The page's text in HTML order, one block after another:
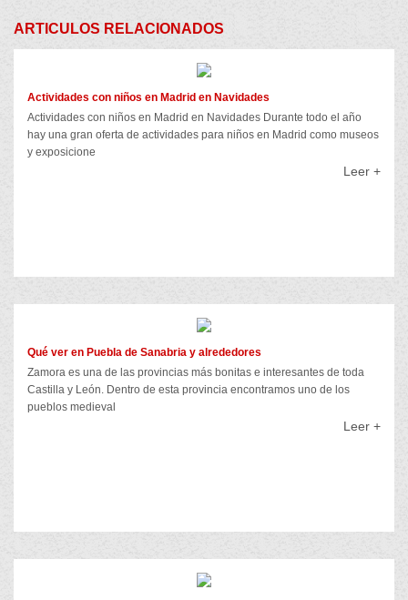
ARTICULOS RELACIONADOS
Actividades con niños en Madrid en Navidades
Actividades con niños en Madrid en Navidades Durante todo el año
hay una gran oferta de actividades para niños en Madrid como museos
y exposicione
Leer +
Qué ver en Puebla de Sanabria y alrededores
Zamora es una de las provincias más bonitas e interesantes de toda
Castilla y León. Dentro de esta provincia encontramos uno de los
pueblos medieval
Leer +